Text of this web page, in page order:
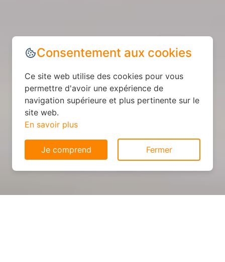
Consentement aux cookies
Ce site web utilise des cookies pour vous
permettre d'avoir une expérience de
navigation supérieure et plus pertinente sur le
site web.
En savoir plus
Je comprend Fermer